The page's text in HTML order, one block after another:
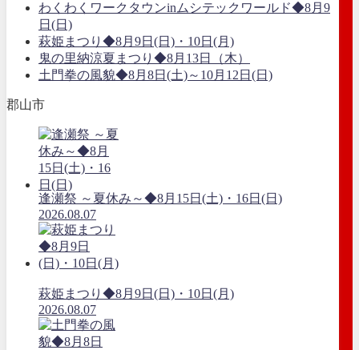
わくわくワークタウンinムシテックワールド◆8月9
日(日)
萩姫まつり◆8月9日(日)・10日(月)
鬼の里納涼夏まつり◆8月13日（木）
土門拳の風貌◆8月8日(土)～10月12日(日)
郡山市
逢瀬祭 ～夏休み～◆8月15日(土)・16日(日)
2026.08.07
萩姫まつり◆8月9日(日)・10日(月)
2026.08.07